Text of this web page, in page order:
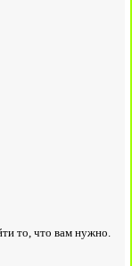
то, что вам нужно.